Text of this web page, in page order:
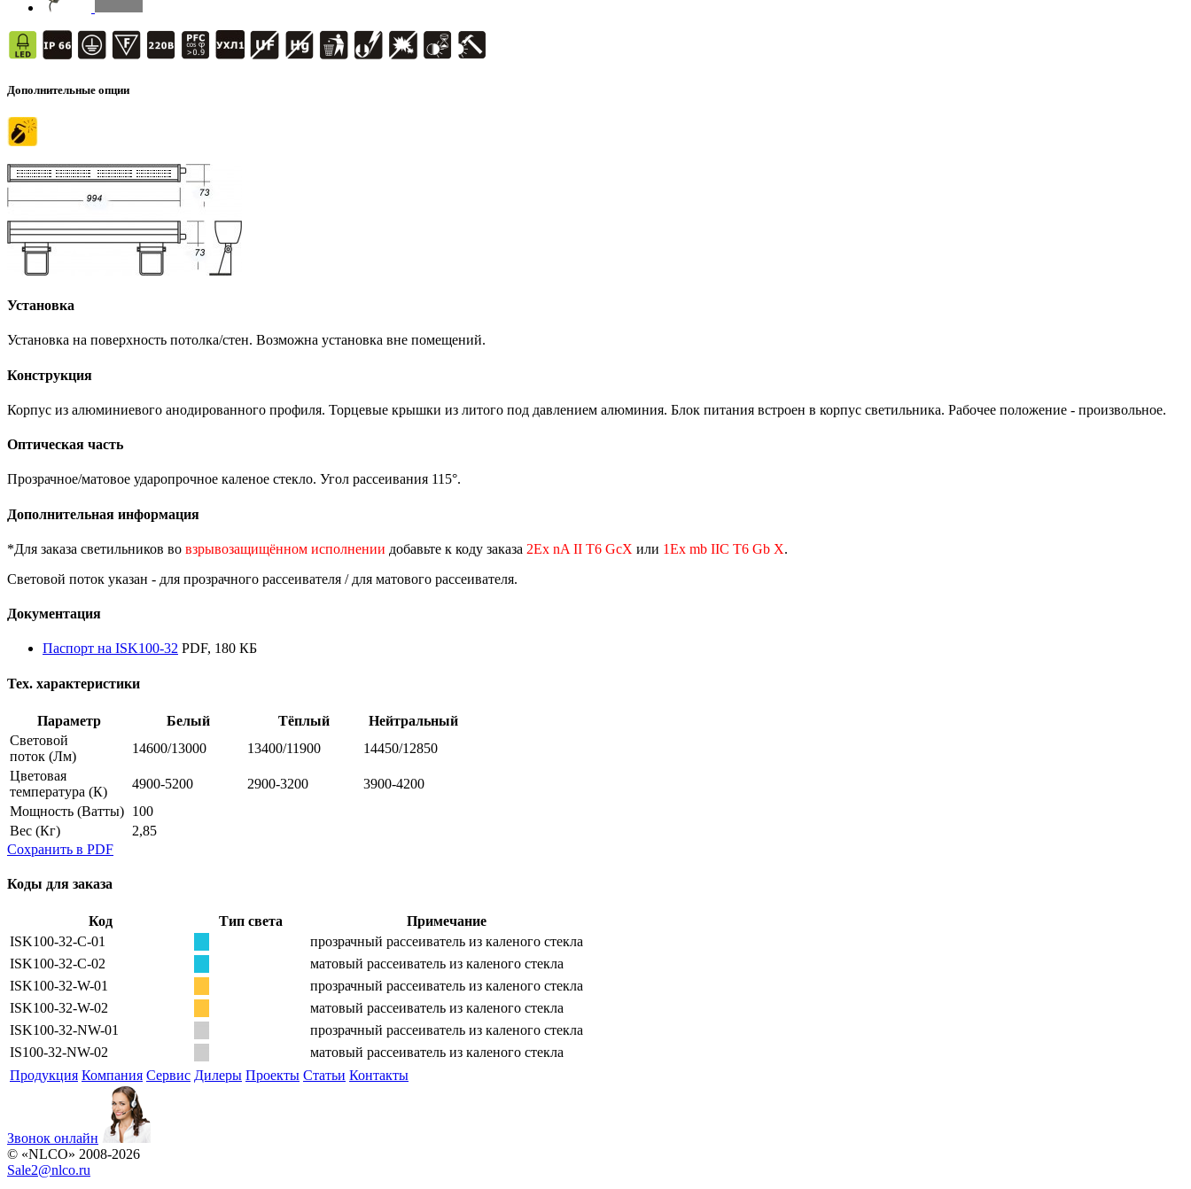
Дополнительные опции
Установка
Установка на поверхность потолка/стен. Возможна установка вне помещений.
Конструкция
Корпус из алюминиевого анодированного профиля. Торцевые крышки из литого под давлением алюминия. Блок питания встроен в корпус светильника. Рабочее положение - произвольное.
Оптическая часть
Прозрачное/матовое ударопрочное каленое стекло. Угол рассеивания 115°.
Дополнительная информация
*Для заказа светильников во взрывозащищённом исполнении добавьте к коду заказа 2Ех nA II T6 GcX или 1Ex mb IIC T6 Gb X.
Световой поток указан - для прозрачного рассеивателя / для матового рассеивателя.
Документация
Паспорт на ISK100-32 PDF, 180 КБ
Тех. характеристики
Параметр Белый Тёплый
Нейтральный
Световой
поток (Лм)
14600/13000 13400/11900
14450/12850
Цветовая
температура (К)
4900-5200 2900-3200
3900-4200
Мощность (Ватты) 100
Вес (Кг)
2,85
Сохранить в PDF
Коды для заказа
Код Тип света
Примечание
ISK100-32-C-01
прозрачный рассеиватель из каленого стекла
ISK100-32-C-02
матовый рассеиватель из каленого стекла
ISK100-32-W-01
прозрачный рассеиватель из каленого стекла
ISK100-32-W-02
матовый рассеиватель из каленого стекла
ISK100-32-NW-01
прозрачный рассеиватель из каленого стекла
IS100-32-NW-02
матовый рассеиватель из каленого стекла
Продукция Компания Сервис Дилеры Проекты Статьи Контакты
Звонок онлайн
© «NLCO» 2008-2026
Sale2@nlco.ru